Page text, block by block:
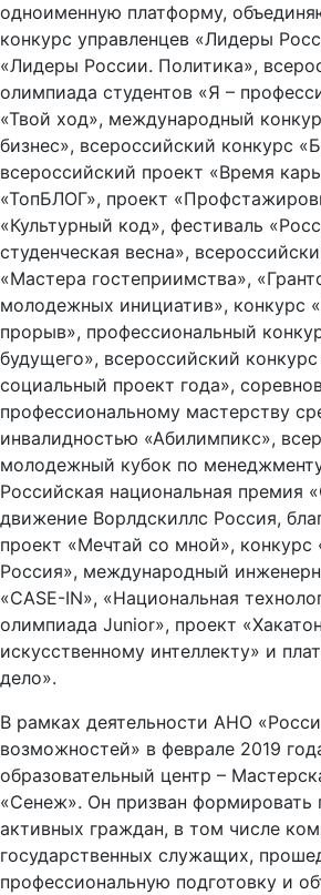
одноименную платформу,
конкурс управленцев «Лидеры
«Лидеры России. Политика»,
олимпиада студентов «Я –
«Твой ход», международный
бизнес», всероссийский конкурс
всероссийский проект «Время
«ТопБЛОГ», проект
«Культурный код», фестиваль
студенческая весна»,
«Мастера гостеприимства»,
молодежных инициатив», конкурс
прорыв», профессиональный
будущего», всероссийский
социальный проект года»,
профессиональному мастерству
инвалидностью «Абилимпикс»,
молодежный кубок по
Российская национальная премия
движение Ворлдскиллс Россия,
проект «Мечтай со мной»,
Россия», международный
«CASE-IN», «Национальная
олимпиада Junior», проект
искусственному интеллекту» и
дело».
В рамках деятельности АНО
возможностей» в феврале 2019
образовательный центр –
«Сенеж». Он призван формировать
активных граждан, в том числе
государственных служащих,
профессиональную подготовку и